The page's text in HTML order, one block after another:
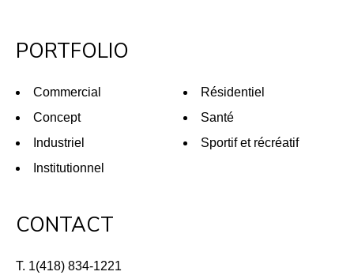
PORTFOLIO
Commercial
Concept
Industriel
Institutionnel
Résidentiel
Santé
Sportif et récréatif
CONTACT
T. 1(418) 834-1221